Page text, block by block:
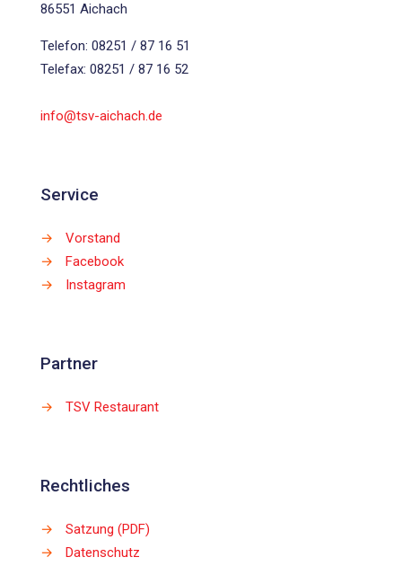
86551 Aichach
Telefon: 08251 / 87 16 51
Telefax: 08251 / 87 16 52
info@tsv-aichach.de
Service
→
Vorstand
→
Facebook
→
Instagram
Partner
→ TSV Restaurant
Rechtliches
→
Satzung (PDF)
→
Datenschutz